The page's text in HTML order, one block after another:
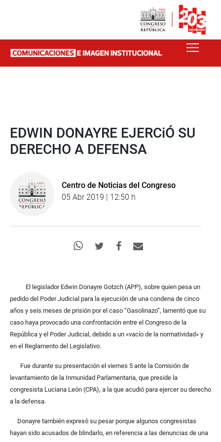
EDWIN DONAYRE EJERCiÓ SU
DERECHO A DEFENSA
Centro de Noticias del Congreso
05 Abr 2019 | 12:50 h
El legislador Edwin Donayre Gotzch (APP), sobre quien pesa un
pedido del Poder Judicial para la ejecución de una condena de cinco
años y seis meses de prisión por el caso “Gasolinazo”, lamentó que su
caso haya provocado una confrontación entre el Congreso de la
República y el Poder Judicial, debido a un «vacío de la normatividad» y
en el Reglamento del Legislativo.
Fue durante su presentación el viernes 5 ante la Comisión de
levantamiento de la Inmunidad Parlamentaria, que preside la
congresista Luciana León (CPA), a la que acudió para ejercer su derecho
a la defensa.
Donayre también expresó su pesar porque algunos congresistas
hayan sido acusados de blindarlo, en referencia a las denuncias de una